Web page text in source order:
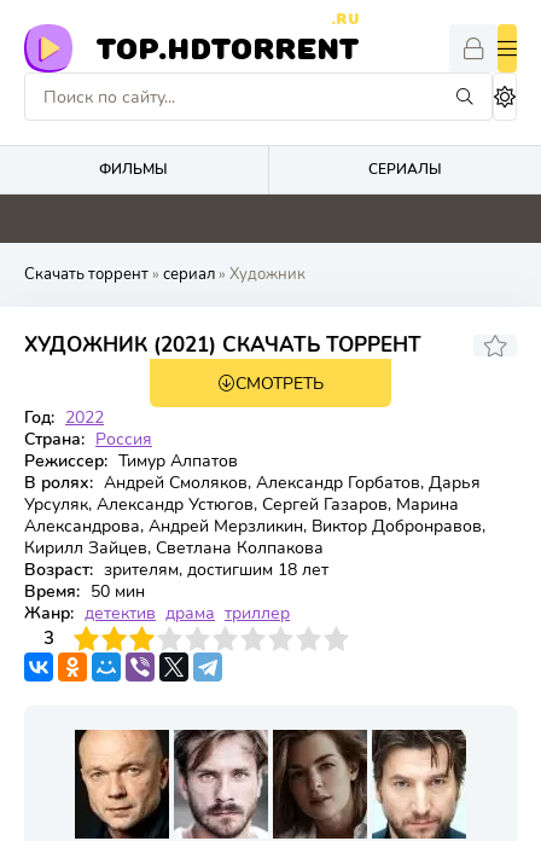
TOP.HDTORRENT
.RU
ФИЛЬМЫ СЕРИАЛЫ
4.1 0 4.8 8.8
Скачать торрент» сериал» Художник
ХУДОЖНИК (2021) СКАЧАТЬ ТОРРЕНТ
2 сезон 12 серия
7.596
СМОТРЕТЬ
Год: 2022
Страна: Россия
Режиссер: Тимур Алпатов
В ролях: Андрей Смоляков, Александр Горбатов, Дарья
Урсуляк, Александр Устюгов, Сергей Газаров, Марина
Александрова, Андрей Мерзликин, Виктор Добронравов,
Кирилл Зайцев, Светлана Колпакова
Возраст: зрителям, достигшим 18 лет
Время: 50 мин
Жанр: детектив драма триллер
3
4 6 7 8 9 10